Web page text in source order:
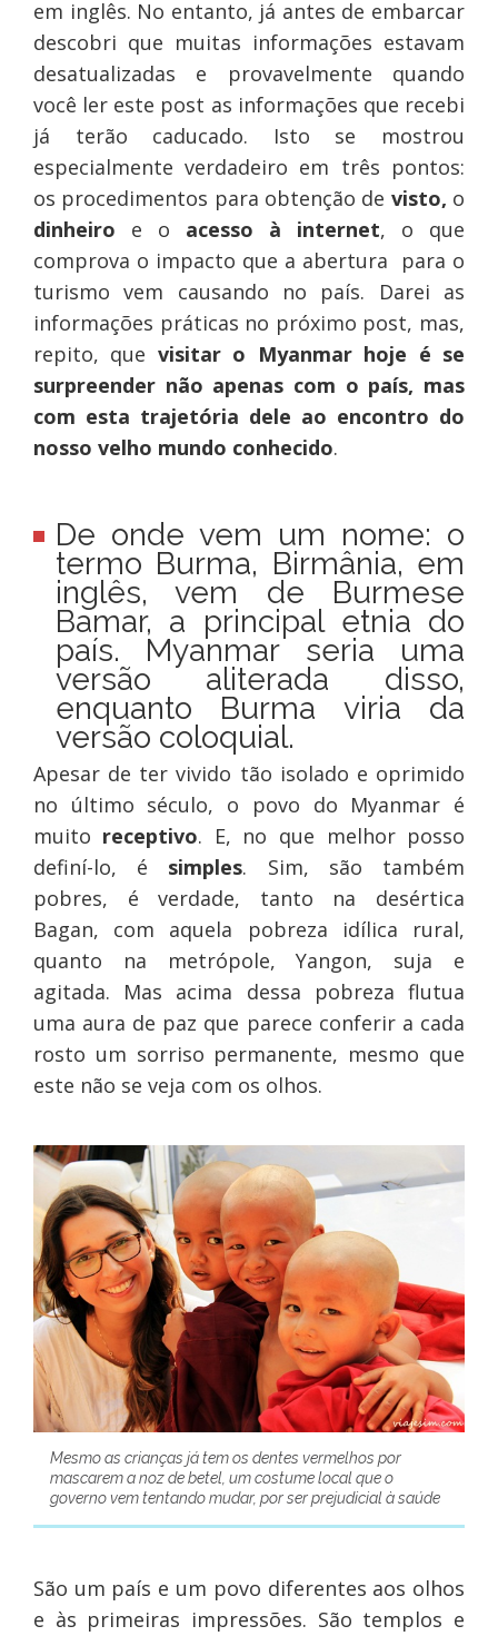
em inglês. No entanto, já antes de embarcar
descobri que muitas informações estavam
desatualizadas e provavelmente quando
você ler este post as informações que recebi
já terão caducado. Isto se mostrou
especialmente verdadeiro em três pontos:
os procedimentos para obtenção de visto, o
dinheiro e o acesso à internet, o que
comprova o impacto que a abertura para o
turismo vem causando no país. Darei as
informações práticas no próximo post, mas,
repito, que visitar o Myanmar hoje é se
surpreender não apenas com o país, mas
com esta trajetória dele ao encontro do
nosso velho mundo conhecido.
De onde vem um nome: o
termo Burma, Birmânia, em
inglês, vem de Burmese
Bamar, a principal etnia do
país. Myanmar seria uma
versão aliterada disso,
enquanto Burma viria da
versão coloquial.
Apesar de ter vivido tão isolado e oprimido
no último século, o povo do Myanmar é
muito receptivo. E, no que melhor posso
definí-lo, é simples. Sim, são também
pobres, é verdade, tanto na desértica
Bagan, com aquela pobreza idílica rural,
quanto na metrópole, Yangon, suja e
agitada. Mas acima dessa pobreza flutua
uma aura de paz que parece conferir a cada
rosto um sorriso permanente, mesmo que
este não se veja com os olhos.
Mesmo as crianças já tem os dentes vermelhos por
mascarem a noz de betel, um costume local que o
governo vem tentando mudar, por ser prejudicial à saúde
São um país e um povo diferentes aos olhos
e às primeiras impressões. São templos e